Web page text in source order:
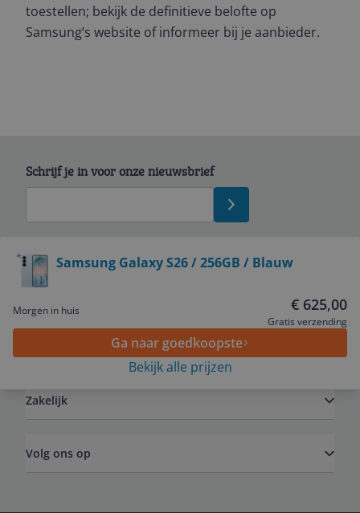
toestellen; bekijk de definitieve belofte op
Samsung’s website of informeer bij je aanbieder.
Samsung Galaxy S26 / 256GB / Blauw
Morgen in huis € 625,00
Gratis verzending
Ga naar goedkoopste
Bekijk alle prijzen
Schrijf je in voor onze nieuwsbrief
Zakelijk
Volg ons op